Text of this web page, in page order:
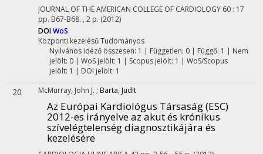
JOURNAL OF THE AMERICAN COLLEGE OF CARDIOLOGY 60 : 17
pp. B67-B68. , 2 p. (2012)
DOIWoS
Központi kezelésűTudományos
Nyilvános idéző összesen: 1 | Független: 0 | Függő: 1 | Nem
jelölt: 0 | WoS jelölt: 1 | Scopus jelölt: 1 | WoS/Scopus
jelölt: 1 | DOI jelölt: 1
20 McMurray, John J. ; Barta, Judit
Az Európai Kardiológus Társaság (ESC)
2012-es irányelve az akut és krónikus
szívelégtelenség diagnosztikájára és
kezelésére